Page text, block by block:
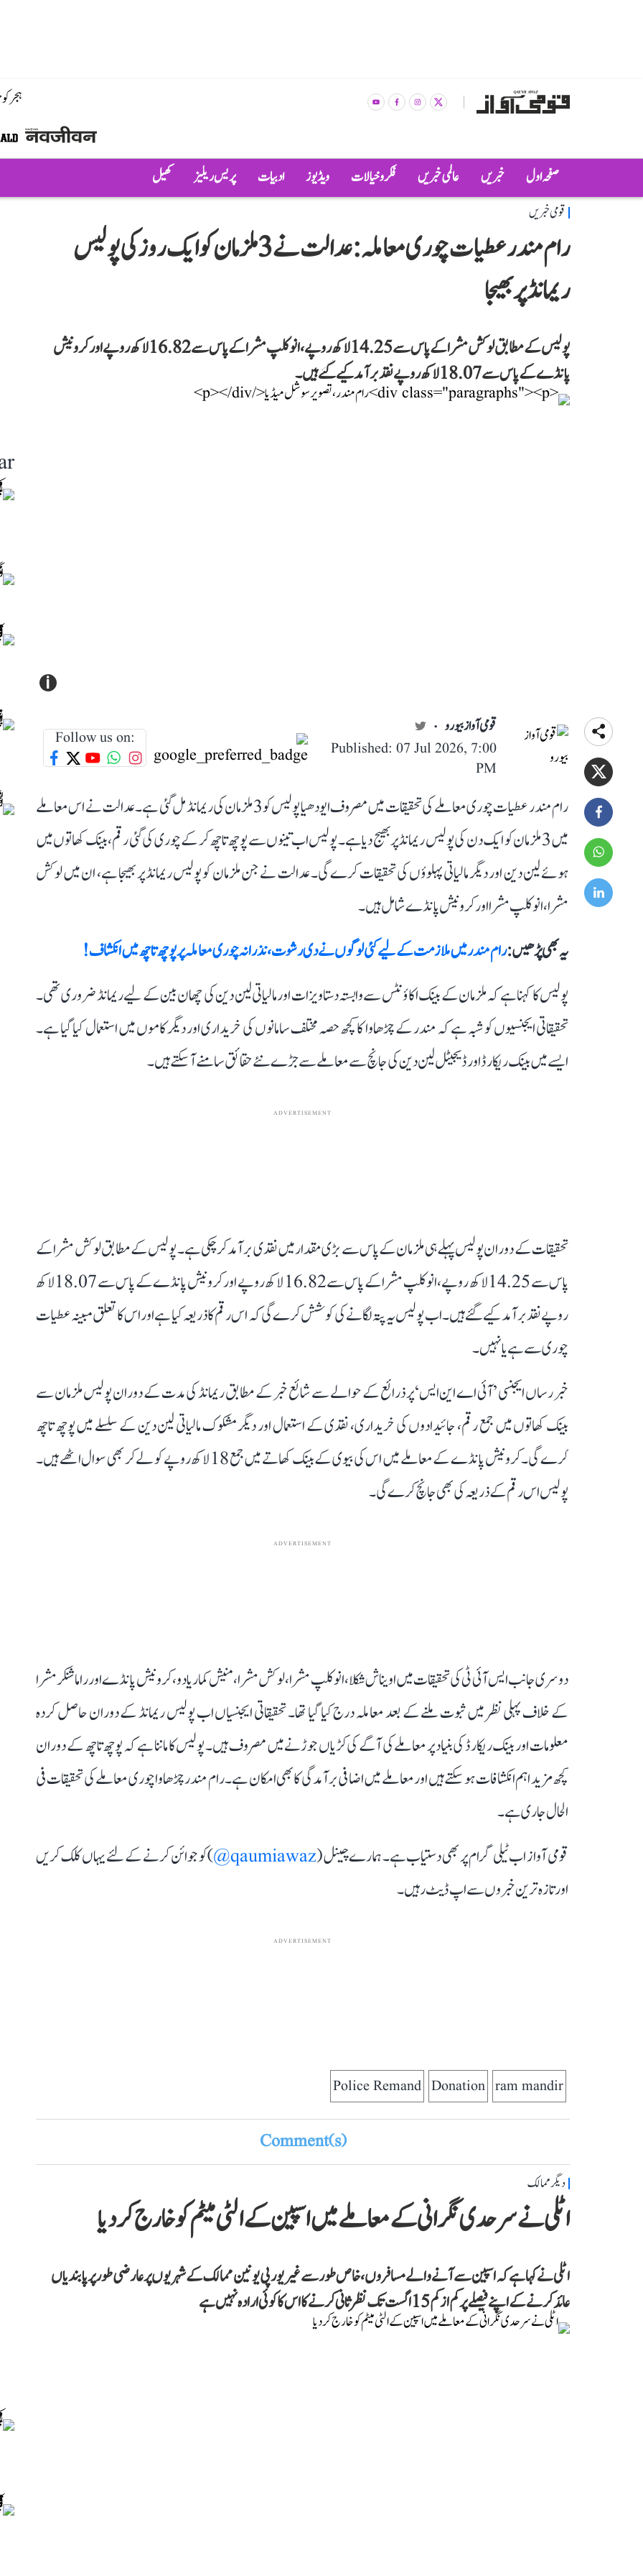
ہجر
صفحہ اول خبریں عالمی خبریں فکر و خیالات ویڈیوز ادبیات پریس ریلیز کھیل
قومی خبریں
رام مندر عطیات چوری معاملہ: عدالت نے 3 ملزمان کو ایک روز کی پولیس
ریمانڈ پر بھیجا
پولیس کے مطابق لوکش مشرا کے پاس سے 14.25 لاکھ روپے، انوکلپ مشرا کے پاس سے 16.82 لاکھ روپے اور کرونیش
پانڈے کے پاس سے 18.07 لاکھ روپے نقد برآمد کیے گئے ہیں۔
i
قومی آواز بیورو
Published: 07 Jul 2026, 7:00
PM
Follow us on:
رام مندر عطیات چوری معاملے کی تحقیقات میں مصروف ایودھیا پولیس کو 3 ملزمان کی ریمانڈ مل گئی ہے۔ عدالت نے اس معاملے
میں 3 ملزمان کو ایک دن کی پولیس ریمانڈ پر بھیج دیا ہے۔ پولیس اب تینوں سے پوچھ تاچھ کر کے چوری کی گئی رقم، بینک کھاتوں میں
ہوئے لین دین اور دیگر مالیاتی پہلوؤں کی تحقیقات کرے گی۔ عدالت نے جن ملزمان کو پولیس ریمانڈ پر بھیجا ہے، ان میں لوکش
مشرا، انوکلپ مشرا اور کرونیش پانڈے شامل ہیں۔
یہ بھی پڑھیں :رام مندر میں ملازمت کے لیے کئی لوگوں نے دی رشوت، نذرانہ چوری معاملہ پر پوچھ تاچھ میں انکشاف!
پولیس کا کہنا ہے کہ ملزمان کے بینک اکاؤنٹس سے وابستہ دستاویزات اور مالیاتی لین دین کی چھان بین کے لیے ریمانڈ ضروری تھی۔
تحقیقاتی ایجنسیوں کو شبہ ہے کہ مندر کے چڑھاوا کا کچھ حصہ مختلف سامانوں کی خریداری اور دیگر کاموں میں استعمال کیا گیا ہے۔
ایسے میں بینک ریکارڈ اور ڈیجیٹل لین دین کی جانچ سے معاملے سے جڑے نئے حقائق سامنے آ سکتے ہیں۔
ADVERTISEMENT
تحقیقات کے دوران پولیس پہلے ہی ملزمان کے پاس سے بڑی مقدار میں نقدی برآمد کر چکی ہے۔ پولیس کے مطابق لوکش مشرا کے
پاس سے 14.25 لاکھ روپے، انوکلپ مشرا کے پاس سے 16.82 لاکھ روپے اور کرونیش پانڈے کے پاس سے 18.07 لاکھ
روپے نقد برآمد کیے گئے ہیں۔ اب پولیس یہ پتہ لگانے کی کوشش کرے گی کہ اس رقم کا ذریعہ کیا ہے اور اس کا تعلق مبینہ عطیات
چوری سے ہے یا نہیں۔
خبر رساں ایجنسی ’آئی اے این ایس‘ پر ذرائع کے حوالے سے شائع خبر کے مطابق ریمانڈ کی مدت کے دوران پولیس ملزمان سے
بینک کھاتوں میں جمع رقم، جائیدادوں کی خریداری، نقدی کے استعمال اور دیگر مشکوک مالیاتی لین دین کے سلسلے میں پوچھ تاچھ
کرے گی۔ کرونیش پانڈے کے معاملے میں اس کی بیوی کے بینک کھاتے میں جمع 18 لاکھ روپے کو لے کر بھی سوال اٹھے ہیں۔
پولیس اس رقم کے ذریعہ کی بھی جانچ کرے گی۔
ADVERTISEMENT
دوسری جانب ایس آئی ٹی کی تحقیقات میں اویناش شکلا، انوکلپ مشرا، لوکش مشرا، منیش کمار یادو، کرونیش پانڈے اور راماشنکر مشرا
کے خلاف پہلی نظر میں ثبوت ملنے کے بعد معاملہ درج کیا گیا تھا۔ تحقیقاتی ایجنسیاں اب پولیس ریمانڈ کے دوران حاصل کردہ
معلومات اور بینک ریکارڈ کی بنیاد پر معاملے کی آگے کی کڑیاں جوڑنے میں مصروف ہیں۔ پولیس کا ماننا ہے کہ پوچھ تاچھ کے دوران
کچھ مزید اہم انکشافات ہو سکتے ہیں اور معاملے میں اضافی برآمدگی کا بھی امکان ہے۔ رام مندر چڑھاوا چوری معاملے کی تحقیقات فی
الحال جاری ہے۔
قومی آواز اب ٹیلی گرام پر بھی دستیاب ہے۔ ہمارے چینل (qaumiawaz@
) کو جوائن کرنے کے لئے یہاں کلک کریں
اور تازہ ترین خبروں سے اپ ڈیٹ رہیں۔
ADVERTISEMENT
ram mandir
Donation
Police Remand
Comment(s)
دیگر ممالک
اٹلی نے سرحدی نگرانی کے معاملے میں اسپین کے الٹی میٹم کو خارج کر دیا
اٹلی نے کہا ہے کہ اسپین سے آنے والے مسافروں، خاص طور سے غیر یورپی یونین ممالک کے شہریوں پر عارضی طور پر پابندیاں
عائد کرنے کے اپنے فیصلے پر کم از کم 15 اگست تک نظرثانی کرنے کا اس کا کوئی ارادہ نہیں ہے